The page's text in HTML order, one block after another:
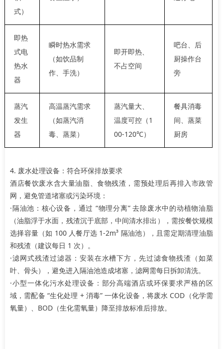
式）
即热
式电
热水
器
瞬时热水需求
（如饮品制
作、手洗）
即开即热、
不占空间
吧台、后
厨操作台
旁
蒸汽
发生
器
高温蒸汽需求
（如蒸汽消
毒、蒸菜）
蒸汽量大、
温度可控（1
00-120℃）
餐具消毒
间、蒸菜
厨房
4. 废水处理设备：符合环保排放要求
酒店餐饮废水含大量油脂、食物残渣，需预处理后再排入市政管
网，避免管道堵塞或污染环境：
·隔油池：核心设备，通过 “物理分离” 去除废水中的动植物油脂
（油脂浮于水面，残渣沉于底部，中间清水排出），需按餐饮规模
选择容量（如 100 人餐厅选 1-2m³ 隔油池），且需定期清理油脂
和残渣（建议每日 1 次）。
·滤网式残渣过滤器：安装在水槽下方，先过滤食物残渣（如菜
叶、骨头），避免进入隔油池造成堵塞，滤网需每日拆卸清洗。
·小型一体化污水处理设备：部分高端酒店或环保要求严格的区
域，需配备 “生化处理 + 消毒” 一体化设备，将废水 COD（化学需
氧量）、BOD（生化需氧量）降至排放标准后排放。